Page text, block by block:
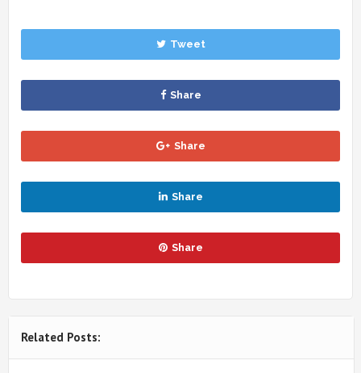
Tweet
Share
Share
Share
Share
Related Posts: